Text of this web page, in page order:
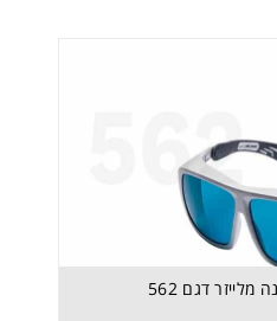
דגם 562